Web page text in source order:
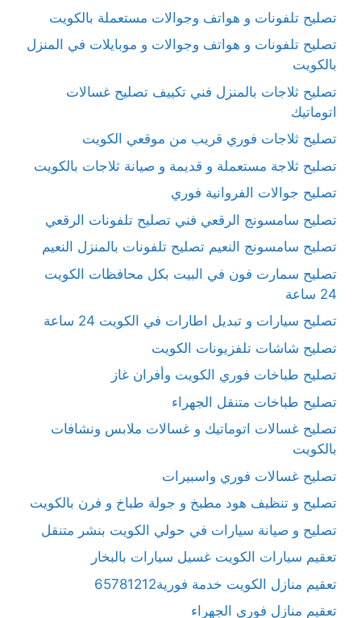
تصليح تلفونات و هواتف وجوالات مستعملة بالكويت
تصليح تلفونات و هواتف وجوالات و موبايلات في المنزل
بالكويت
تصليح ثلاجات بالمنزل فني تكييف تصليح غسالات
اتوماتيك
تصليح ثلاجات فوري قريب من موقعي الكويت
تصليح ثلاجة مستعملة و قديمة و صيانة ثلاجات بالكويت
تصليح جوالات الفروانية فوري
تصليح سامسونج الرقعي فني تصليح تلفونات الرقعي
تصليح سامسونج النعيم تصليح تلفونات بالمنزل النعيم
تصليح سمارت فون في البيت بكل محافظات الكويت
24 ساعة
تصليح سيارات و تبديل اطارات في الكويت 24 ساعة
تصليح شاشات تلفزيونات الكويت
تصليح طباخات فوري الكويت وأفران غاز
تصليح طباخات متنقل الجهراء
تصليح غسالات اتوماتيك و غسالات ملابس ونشافات
بالكويت
تصليح غسالات فوري واسبيرات
تصليح و تنظيف هود مطبخ و جولة طباخ و فرن بالكويت
تصليح و صيانة سيارات في حولي الكويت بنشر متنقل
تعقيم سيارات الكويت غسيل سيارات بالبخار
تعقيم منازل الكويت خدمة فورية65781212
تعقيم منازل فوري الجهراء